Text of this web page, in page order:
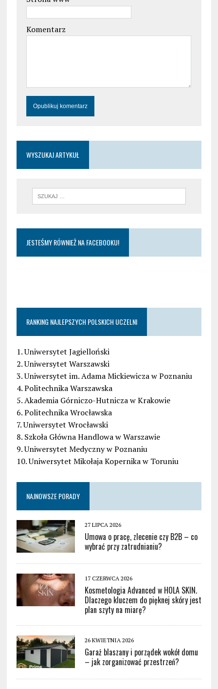
Komentarz
WYSZUKAJ ARTYKUŁ
JESTEŚMY RÓWNIEŻ NA FACEBOOKU!
RANKING NAJLEPSZYCH POLSKICH UCZELNI
1. Uniwersytet Jagielloński
2. Uniwersytet Warszawski
3. Uniwersytet im. Adama Mickiewicza w Poznaniu
4. Politechnika Warszawska
5. Akademia Górniczo-Hutnicza w Krakowie
6. Politechnika Wrocławska
7. Uniwersytet Wrocławski
8. Szkoła Główna Handlowa w Warszawie
9. Uniwersytet Medyczny w Poznaniu
10. Uniwersytet Mikołaja Kopernika w Toruniu
NAJNOWSZE PORADY
27 LIPCA 2026
Umowa o pracę, zlecenie czy B2B – co
wybrać przy zatrudnianiu?
17 CZERWCA 2026
Kosmetologia Advanced w HOLA SKIN.
Dlaczego kluczem do pięknej skóry jest
plan szyty na miarę?
26 KWIETNIA 2026
Garaż blaszany i porządek wokół domu
– jak zorganizować przestrzeń?